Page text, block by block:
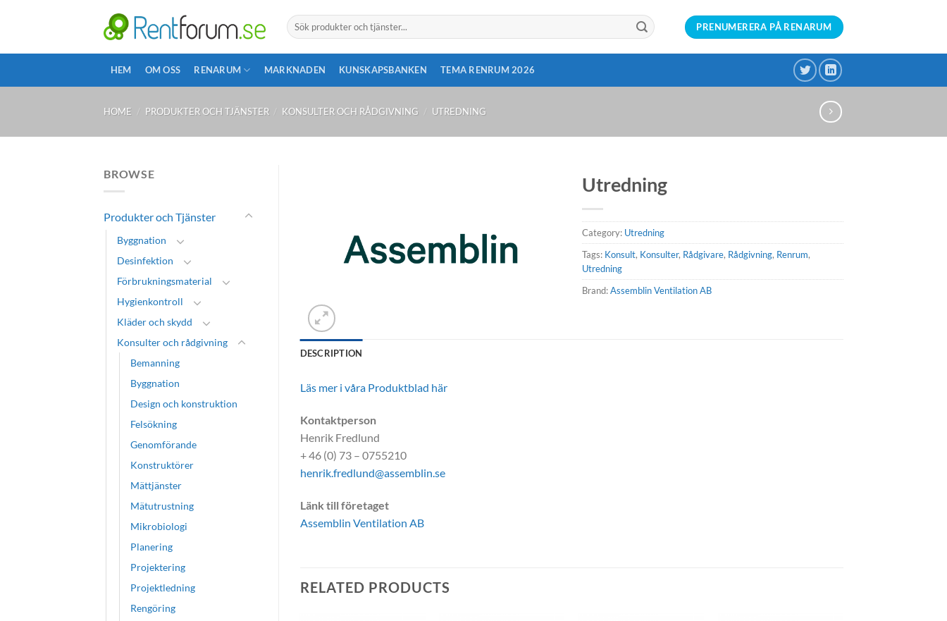
Search
for:
PRENUMERERA PÅ RENARUM
HEM OM OSS RENARUM MARKNADEN KUNSKAPSBANKEN TEMA RENRUM 2026
HOME / PRODUKTER OCH TJÄNSTER / KONSULTER OCH RÅDGIVNING / UTREDNING
BROWSE
Produkter och Tjänster
Byggnation
Desinfektion
Förbrukningsmaterial
Hygienkontroll
Kläder och skydd
Konsulter och rådgivning
Bemanning
Byggnation
Design och konstruktion
Felsökning
Genomförande
Konstruktörer
Mättjänster
Mätutrustning
Mikrobiologi
Planering
Projektering
Projektledning
Rengöring
Utredning
Category: Utredning
Tags: Konsult, Konsulter, Rådgivare, Rådgivning, Renrum,
Utredning
Brand:Assemblin Ventilation AB
DESCRIPTION
Läs mer i våra Produktblad här
Kontaktperson
Henrik Fredlund
+ 46 (0) 73 – 0755210
henrik.fredlund@assemblin.se
Länk till företaget
Assemblin Ventilation AB
RELATED PRODUCTS